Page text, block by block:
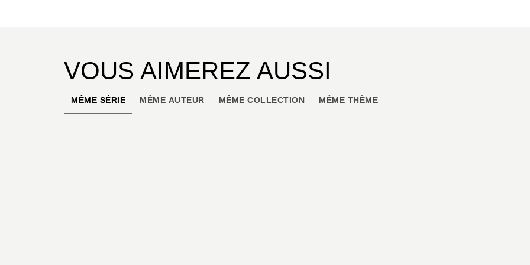
VOUS AIMEREZ AUSSI
MÊME SÉRIE MÊME AUTEUR MÊME COLLECTION MÊME THÈME